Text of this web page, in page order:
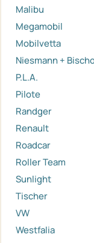
Malibu
Megamobil
Mobilvetta
Niesmann +
P.L.A.
Pilote
Randger
Renault
Roadcar
Roller Team
Sunlight
Tischer
VW
Westfalia